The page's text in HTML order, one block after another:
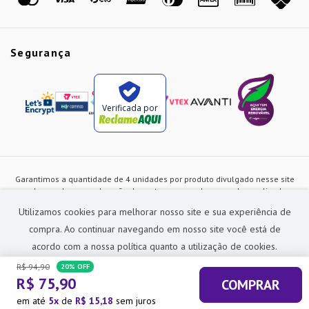
Utilizamos cookies para melhorar nosso site e sua experiência de
compra. Ao continuar navegando em nosso site você está de
acordo com a nossa política quanto a utilização de cookies.
R$ 94,90 20% OFF
R$ 75,90
em até 5 de R$ 15,18 sem juros
COMPRAR
Segurança
Verificada por
Garantimos a quantidade de 4 unidades por produto divulgado nesse site
ou de acordo com a duração dos estoques, sendo as vendas realizadas
alterados a qualquer instante sem prévia comunicação e são exclusivos
para a loja virtual, não restando nenhuma obrigação de prática similar nas
lojas físicas da rede Preçolandia. Todas as imagens dos produtos são
meramente ilustrativas.
Preçolandia Comercial Ltda CNPJ: 62.270.186/0011-28
sac@precolandia.com.br - (11) 5445-1010